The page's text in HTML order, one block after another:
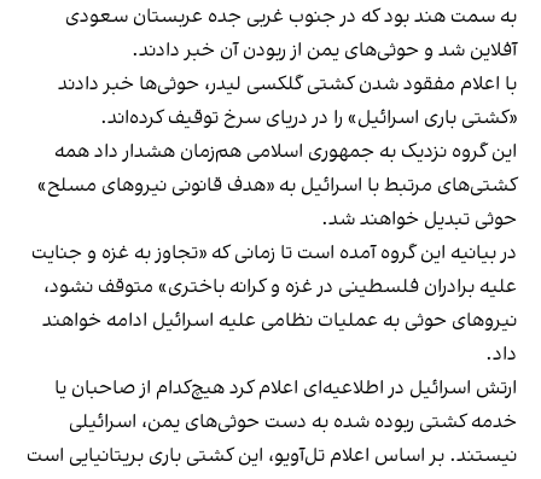
به سمت هند بود که در جنوب غربی جده عربستان سعودی
آفلاین شد و حوثی‌های یمن از ربودن آن خبر دادند.
با اعلام مفقود شدن کشتی گلکسی لیدر، حوثی‌‌ها خبر دادند
«کشتی باری اسرائیل» را در دریای سرخ توقیف کرده‌اند.
این گروه نزدیک به جمهوری اسلامی هم‌زمان هشدار داد همه
کشتی‌های مرتبط با اسرائیل به «هدف قانونی نیروهای مسلح»
حوثی تبدیل خواهند شد.
در بیانیه این گروه آمده است تا زمانی که «تجاوز به غزه و جنایت
علیه برادران فلسطینی در غزه و کرانه باختری» متوقف نشود،
نیروهای حوثی به عملیات نظامی علیه اسرائیل ادامه خواهند
داد.
ارتش اسرائیل در اطلاعیه‌ای اعلام کرد هیچ‌کدام از صاحبان یا
خدمه کشتی ربوده شده به دست حوثی‌های یمن، اسرائیلی
نیستند. بر اساس اعلام تل‌آویو، این کشتی باری بریتانیایی‌ است